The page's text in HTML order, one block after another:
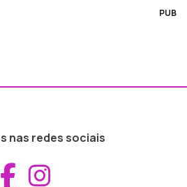
PUB
nas redes sociais
Aceder ao